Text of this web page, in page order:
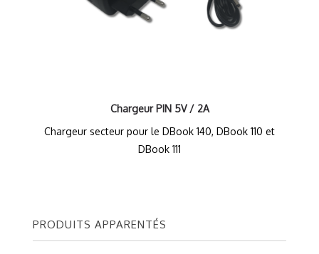
Chargeur PIN 5V / 2A
Chargeur secteur pour le DBook 140, DBook 110 et
DBook 111
PRODUITS APPARENTÉS